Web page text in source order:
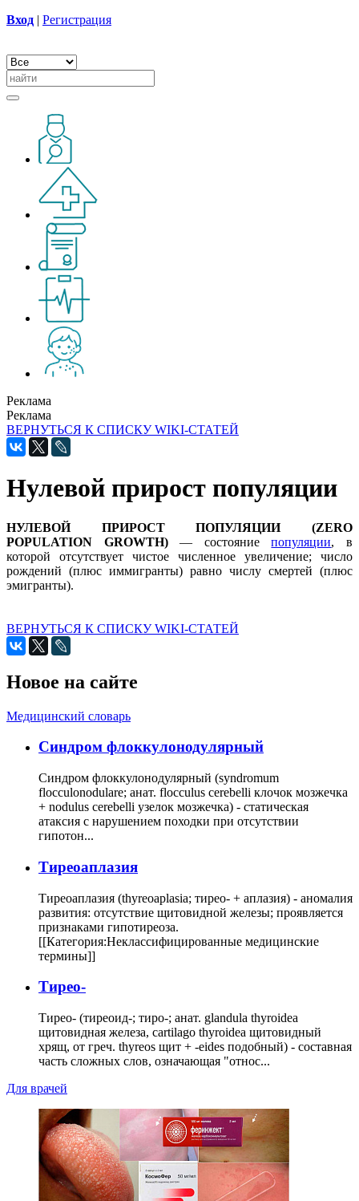
Вход | Регистрация
Реклама
Реклама
ВЕРНУТЬСЯ К СПИСКУ WIKI-СТАТЕЙ
Нулевой прирост популяции
НУЛЕВОЙ ПРИРОСТ ПОПУЛЯЦИИ (ZERO
POPULATION GROWTH)— состояниепопуляции, в
которой отсутствует чистое численное увеличение; число
рождений (плюс иммигранты) равно числу смертей (плюс
эмигранты).
ВЕРНУТЬСЯ К СПИСКУ WIKI-СТАТЕЙ
Новое на сайте
Медицинский словарь
Cиндром флоккулонодулярный
Синдром флоккулонодулярный (syndromum
flocculonodulare; анат. flocculus cerebelli клочок мозжечка
+ nodulus cerebelli узелок мозжечка) - статическая
атаксия с нарушением походки при отсутствии
гипотон...
Тиреоаплазия
Тиреоаплазия (thyreoaplasia; тирео- + аплазия) - аномалия
развития: отсутствие щитовидной железы; проявляется
признаками гипотиреоза.
[[Категория:Неклассифицированные медицинские
термины]]
Тирео-
Тирео- (тиреоид-; тиро-; анат. glandula thyroidea
щитовидная железа, cartilago thyroidea щитовидный
хрящ, от греч. thyreos щит + -eides подобный) - составная
часть сложных слов, означающая "относ...
Для врачей